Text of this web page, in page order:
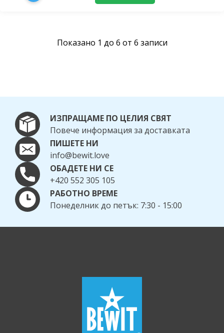
Показано 1 до 6 от 6 записи
ИЗПРАЩАМЕ ПО ЦЕЛИЯ СВЯТ
Повече информация за доставката
ПИШЕТЕ НИ
info@bewit.love
ОБАДЕТЕ НИ СЕ
+420 552 305 105
РАБОТНО ВРЕМЕ
Понеделник до петък: 7:30 - 15:00